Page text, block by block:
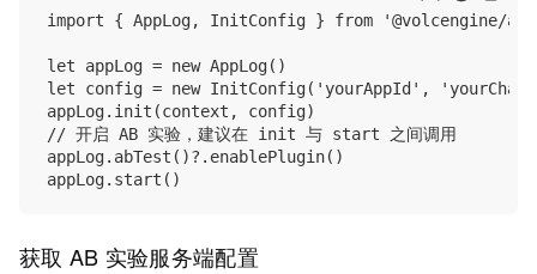
import { AppLog, InitConfig } from '@volcengine/
let appLog = new AppLog()
let config = new InitConfig('yourAppId',
appLog.init(context, config)
// 开启 AB 实验，建议在 init 与 start 之间调用
appLog.abTest()?.enablePlugin()
获取 AB 实验服务端配置